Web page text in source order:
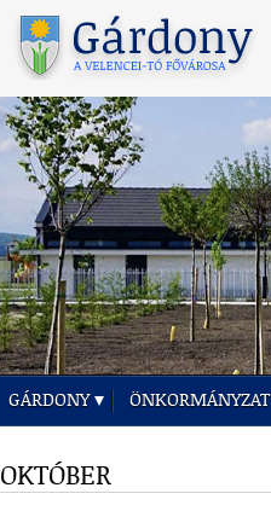
GÁRDONY ÖNKORMÁNYZAT
OKTÓBER